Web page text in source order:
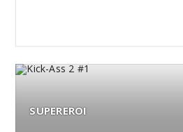
SUPEREROI